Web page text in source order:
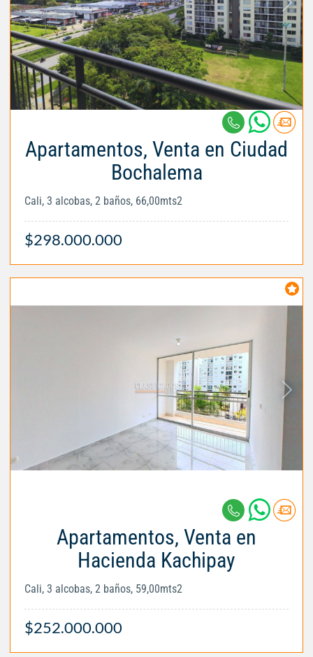
Apartamentos, Venta en Ciudad
Bochalema
Cali, 3 alcobas, 2 baños, 66,00mts2
$298.000.000
Apartamentos, Venta en
Hacienda Kachipay
Cali, 3 alcobas, 2 baños, 59,00mts2
$252.000.000